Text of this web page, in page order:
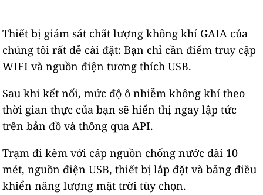
Thiết bị giám sát chất lượng không khí GAIA của
chúng tôi rất dễ cài đặt: Bạn chỉ cần điểm truy cập
WIFI và nguồn điện tương thích USB.
Sau khi kết nối, mức độ ô nhiễm không khí theo
thời gian thực của bạn sẽ hiển thị ngay lập tức
trên bản đồ và thông qua API.
Trạm đi kèm với cáp nguồn chống nước dài 10
mét, nguồn điện USB, thiết bị lắp đặt và bảng điều
khiển năng lượng mặt trời tùy chọn.